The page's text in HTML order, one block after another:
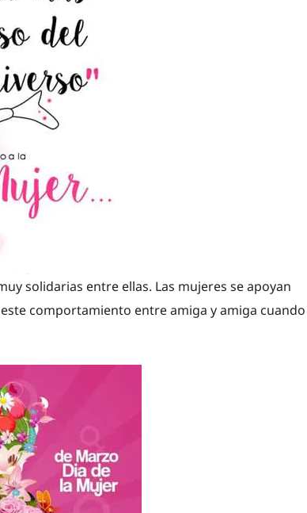
solidarias entre ellas. Las mujeres se apoyan
comportamiento entre amiga y amiga cuando